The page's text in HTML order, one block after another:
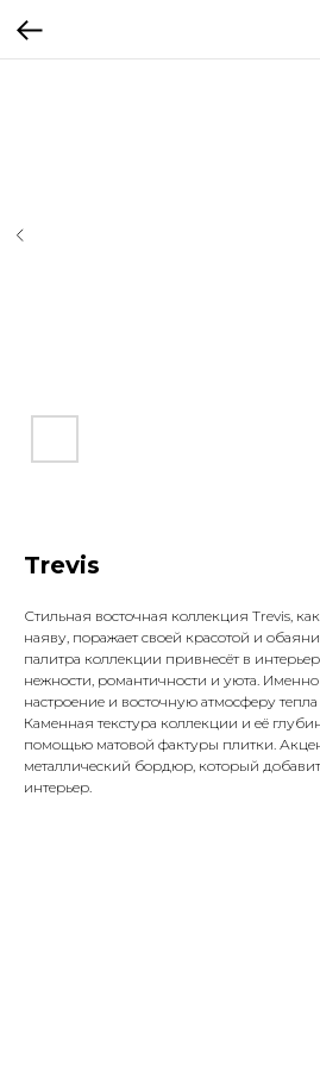
Trevis
Стильная восточная коллекция Trevis,
наяву, поражает своей красотой и
палитра коллекции привнесёт в
нежности, романтичности и уюта.
настроение и восточную атмосферу
Каменная текстура коллекции и её
помощью матовой фактуры плитки.
металлический бордюр, который
интерьер.